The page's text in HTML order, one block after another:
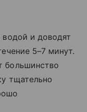
водой и доводят
5–7 минут.
большинство
тщательно